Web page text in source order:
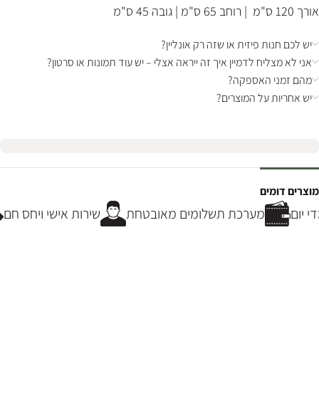
אורך 120 ס"מ | רוחב 65 ס"מ | גובה 45 ס"מ
יש לכם חנות פיזית או שזה רק אונליין?
אני לא מצליח לדמיין איך זה ייראה אצלי – יש עוד תמונות או סרטון?
מהם זמני האספקה?
יש אחריות על המוצרים?
מוצרים דומים
שירות אישי ויחס חם מערכת תשלומים מאובטחת יום